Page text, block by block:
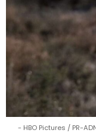
HBO Pictures / PR-